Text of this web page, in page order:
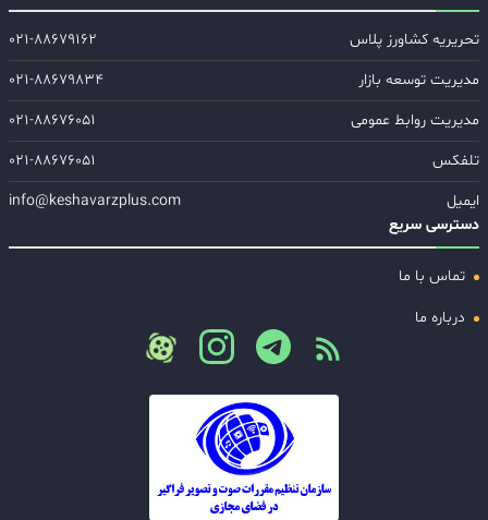
تحریریه کشاورز پلاس
۰۲۱-۸۸۶۷۹۱۶۲
مدیریت توسعه بازار
۰۲۱-۸۸۶۷۹۸۳۴
مدیریت روابط عمومی
۰۲۱-۸۸۶۷۶۰۵۱
تلفکس
۰۲۱-۸۸۶۷۶۰۵۱
ایمیل
info@keshavarzplus.com
دسترسی سریع
تماس با ما
درباره ما